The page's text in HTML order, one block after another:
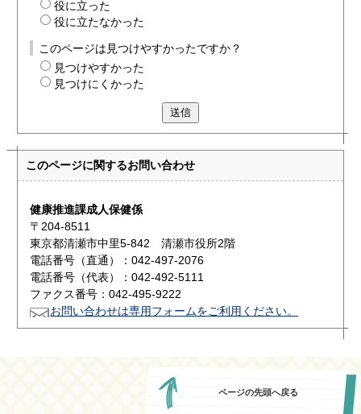
役に立った
役に立たなかった
このページは見つけやすかったですか？
見つけやすかった
見つけにくかった
送信
このページに関するお問い合わせ
健康推進課成人保健係
〒204-8511
東京都清瀬市中里5-842 清瀬市役所2階
電話番号（直通）：042-497-2076
電話番号（代表）：042-492-5111
ファクス番号：042-495-9222
お問い合わせは専用フォームをご利用ください。
ページの先頭へ戻る